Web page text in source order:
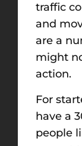
traffic
and
are a
might
action.
For
have a
people